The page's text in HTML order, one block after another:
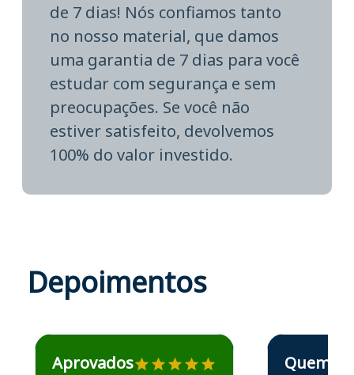
de 7 dias! Nós confiamos tanto
no nosso material, que damos
uma garantia de 7 dias para você
estudar com segurança e sem
preocupações. Se você não
estiver satisfeito, devolvemos
100% do valor investido.
Depoimentos
Estudante José recomenda o Aprova Concursos em
Aprovados
Estudante Elais
Quem